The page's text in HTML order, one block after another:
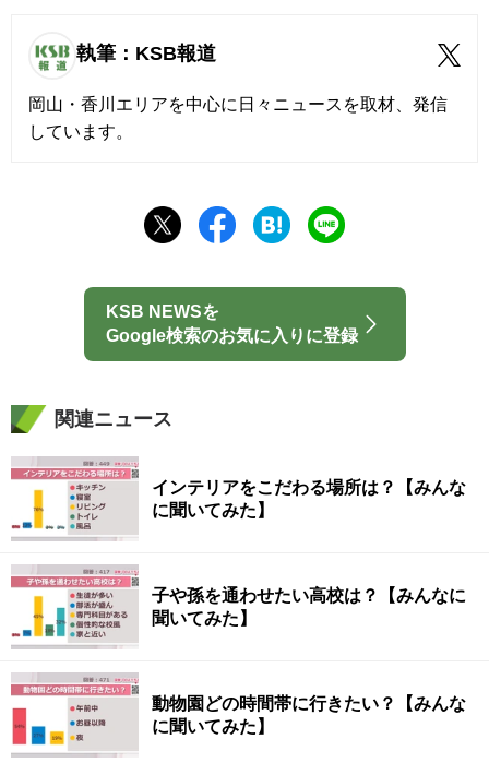
執筆：KSB報道
岡山・香川エリアを中心に日々ニュースを取材、発信
しています。
KSB NEWSを
Google検索のお気に入りに登録
関連ニュース
インテリアをこだわる場所は？【みんな
に聞いてみた】
子や孫を通わせたい高校は？【みんなに
聞いてみた】
動物園どの時間帯に行きたい？【みんな
に聞いてみた】